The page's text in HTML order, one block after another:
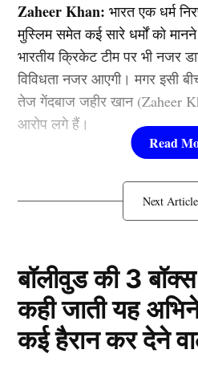
Zaheer Khan: भारत एक धर्म
मुस्लिम समेत कई सारे धर्मों को
भारतीय क्रिकेट टीम पर भी नजर
विविधता नजर आएगी। मगर इसी
तेज गेंदबाज जहीर खान (Zaheer
आरोप लगे हैं।
के लिए क्रिकेट खेलना शुरू कर
भारतीय फैंस में काफी आक्रोश नजर
Zaheer Khan ने
बॉलीवुड की 3
कही जाती यह
कई हैरान कर देने